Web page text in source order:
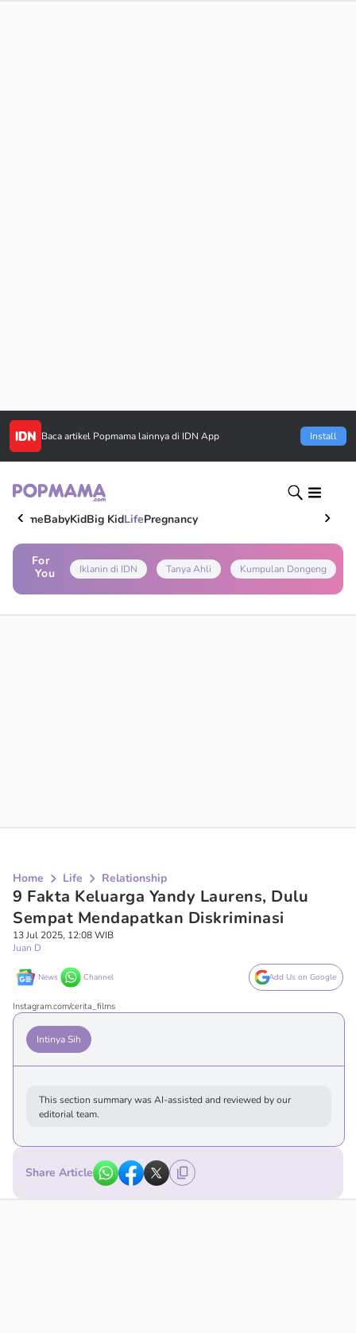
Baca artikel Popmama lainnya di IDN App Install
HomeBabyKidBig KidLifePregnancy
For
You
Iklanin di IDN Tanya Ahli Kumpulan Dongeng
Home Life Relationship
9 Fakta Keluarga Yandy Laurens, Dulu
Sempat Mendapatkan Diskriminasi
13 Jul 2025, 12:08 WIB
Juan D
News Channel Add Us on Google
Instagram.com/cerita_films
Intinya Sih
This section summary was AI-assisted and reviewed by our
editorial team.
Share Article